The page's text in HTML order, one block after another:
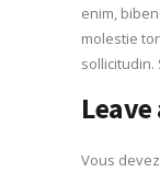
enim,
molestie
sollicitudin.
Vous devez